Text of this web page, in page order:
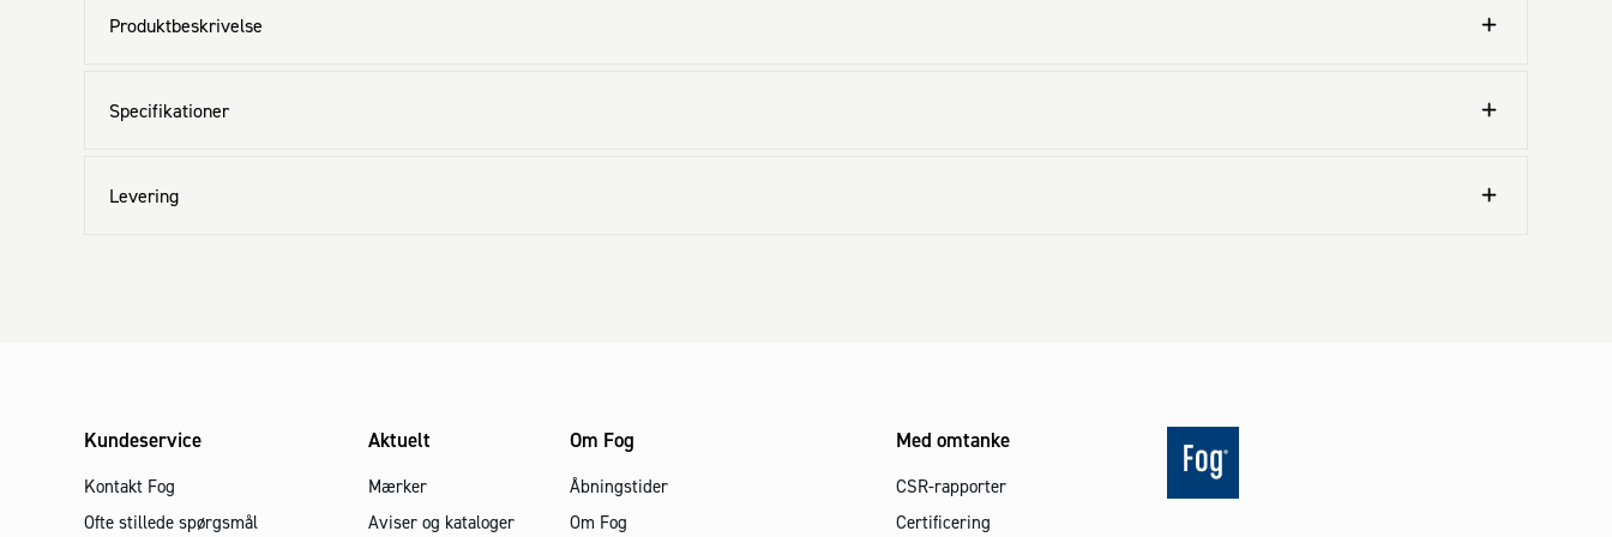
Produktbeskrivelse
Specifikationer
Levering
Kundeservice
Kontakt Fog
Ofte stillede spørgsmål
Aktuelt
Mærker
Aviser og kataloger
Om Fog
Åbningstider
Om Fog
Med omtanke
CSR-rapporter
Certificering